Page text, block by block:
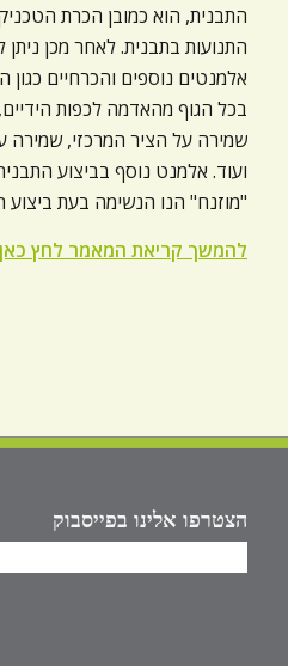
התבנית, הוא כמובן הכרת
התנועות בתבנית. לאחר מכן
אלמנטים נוספים והכרחיים כגון
בכל הגוף מהאדמה לכפות
ועוד. אלמנט נוסף בביצוע
"מוזנח" הנו הנשימה בעת ביצוע
להמשך קריאת המאמר לחץ
הצטרפו אלינו בפייסבוק